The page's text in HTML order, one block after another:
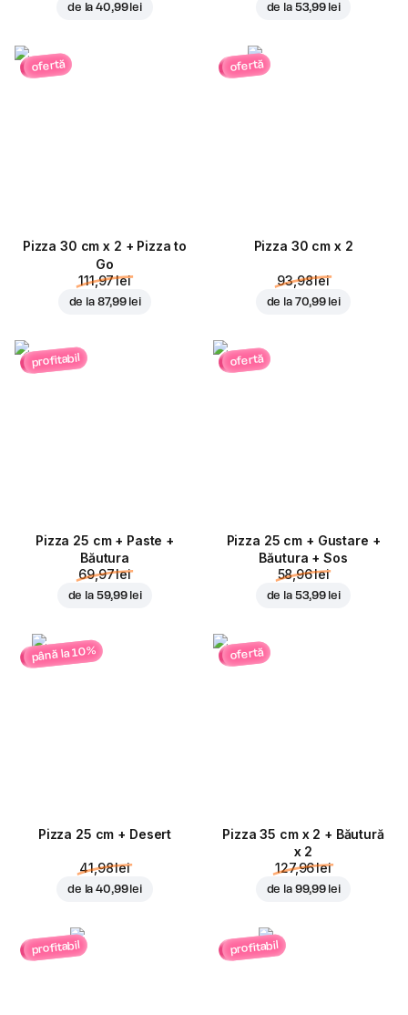
de la40,99 lei de la 53,99 lei
ofertă
Pizza 30 cm x 2 + Pizza to
Go
111,97 lei
de la 87,99 lei
ofertă
Pizza 30 cm x 2
93,98 lei
de la 70,99 lei
profitabil
Pizza 25 cm + Paste +
Băutura
69,97 lei
de la 59,99 lei
ofertă
Pizza 25 cm + Gustare +
Băutura + Sos
58,96 lei
de la 53,99 lei
până la 10%
Pizza 25 cm + Desert
41,98 lei
de la40,99 lei
ofertă
Pizza 35 cm x 2 + Băutură
x 2
127,96 lei
de la 99,99 lei
profitabil profitabil